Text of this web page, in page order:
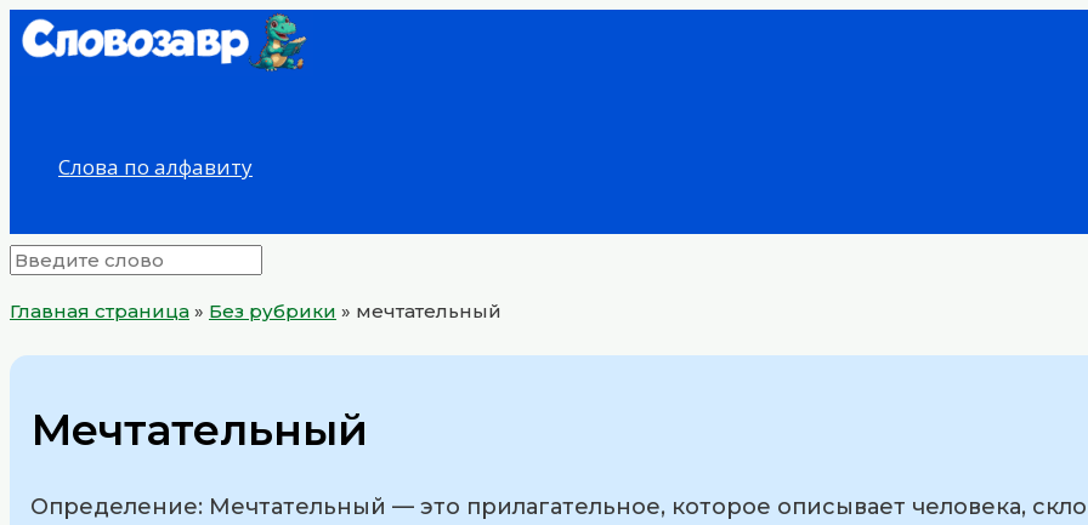
Перейти
Слова по алфавиту
Главная страница » Без рубрики » мечтательный
Мечтательный
Определение: Мечтательный — это прилагательное, которое описывает человека,